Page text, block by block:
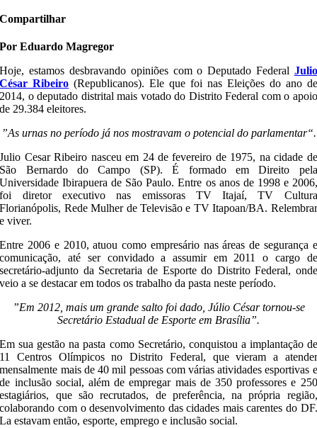
Compartilhar
Por Eduardo Magregor
Hoje, estamos desbravando opiniões com o Deputado Federal Julio
César Ribeiro (Republicanos). Ele que foi nas Eleições do ano de
2014, o deputado distrital mais votado do Distrito Federal com o apoio
de 29.384 eleitores.
”As urnas no período já nos mostravam o potencial do parlamentar“.
Julio Cesar Ribeiro nasceu em 24 de fevereiro de 1975, na cidade de
São Bernardo do Campo (SP). É formado em Direito pela
Universidade Ibirapuera de São Paulo. Entre os anos de 1998 e 2006,
foi diretor executivo nas emissoras TV Itajaí, TV Cultura
Florianópolis, Rede Mulher de Televisão e TV Itapoan/BA. Relembrar
e viver.
Entre 2006 e 2010, atuou como empresário nas áreas de segurança e
comunicação, até ser convidado a assumir em 2011 o cargo de
secretário-adjunto da Secretaria de Esporte do Distrito Federal, onde
veio a se destacar em todos os trabalho da pasta neste período.
”Em 2012, mais um grande salto foi dado, Júlio César tornou-se
Secretário Estadual de Esporte em Brasília”.
Em sua gestão na pasta como Secretário, conquistou a implantação de
11 Centros Olímpicos no Distrito Federal, que vieram a atender
mensalmente mais de 40 mil pessoas com várias atividades esportivas e
de inclusão social, além de empregar mais de 350 professores e 250
estagiários, que são recrutados, de preferência, na própria região,
colaborando com o desenvolvimento das cidades mais carentes do DF.
La estavam então, esporte, emprego e inclusão social.